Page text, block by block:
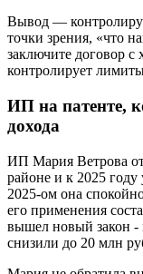
Вывод —
точки зрения, «что
заключите договор
контролирует
ИП на патенте,
дохода
ИП Мария Ветрова
районе и к 2025
2025-ом она
его применения
вышел новый закон -
снизили до 20 млн